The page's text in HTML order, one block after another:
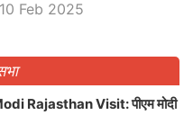
Feb 2025
Rajasthan Visit: पीएम मोदी